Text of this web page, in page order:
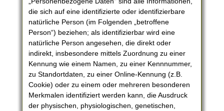
die sich auf eine identifizierte oder identifizierbare
natürliche Person (im Folgenden „betroffene
Person“) beziehen; als identifizierbar wird eine
natürliche Person angesehen, die direkt oder
indirekt, insbesondere mittels Zuordnung zu einer
Kennung wie einem Namen, zu einer Kennnummer,
zu Standortdaten, zu einer Online-Kennung (z.B.
Cookie) oder zu einem oder mehreren besonderen
Merkmalen identifiziert werden kann, die Ausdruck
der physischen, physiologischen, genetischen,